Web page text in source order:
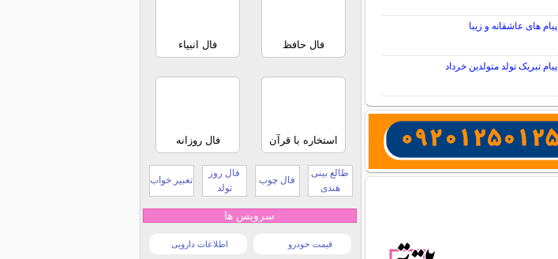
پیام های عاشقانه و زیبا
پیام تبریک تولد متولدین خرداد
فال حافظ فال انبیاء
استخاره با قرآن فال روزانه
طالع بینی
هندی
فال چوب
فال روز
تولد
تعبیر خواب
سرویس ها
قیمت خودرو اطلاعات دارویی